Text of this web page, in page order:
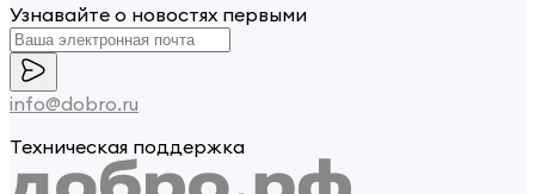
Узнавайте о новостях первыми
info@dobro.ru
Техническая поддержка